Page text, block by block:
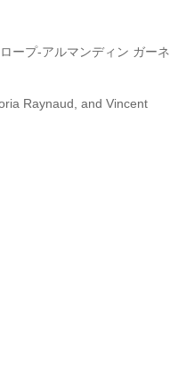
ープ-アルマンディン ガーネ
Raynaud, and Vincent